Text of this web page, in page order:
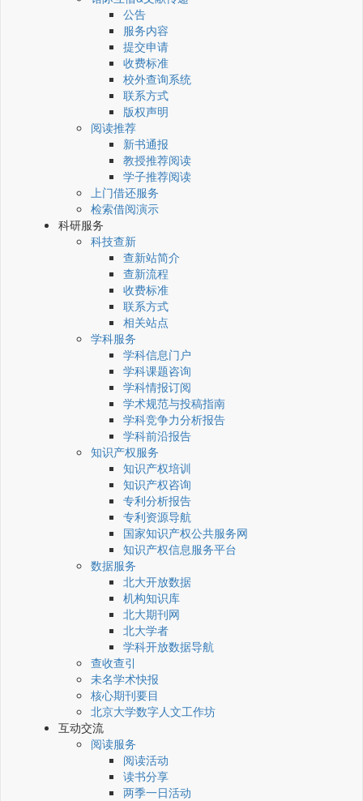
公告
服务内容
提交申请
收费标准
校外查询系统
联系方式
版权声明
阅读推荐
新书通报
教授推荐阅读
学子推荐阅读
上门借还服务
检索借阅演示
科研服务
科技查新
查新站简介
查新流程
收费标准
联系方式
相关站点
学科服务
学科信息门户
学科课题咨询
学科情报订阅
学术规范与投稿指南
学科竞争力分析报告
学科前沿报告
知识产权服务
知识产权培训
知识产权咨询
专利分析报告
专利资源导航
国家知识产权公共服务网
知识产权信息服务平台
数据服务
北大开放数据
机构知识库
北大期刊网
北大学者
学科开放数据导航
查收查引
未名学术快报
核心期刊要目
北京大学数字人文工作坊
互动交流
阅读服务
阅读活动
读书分享
两季一日活动